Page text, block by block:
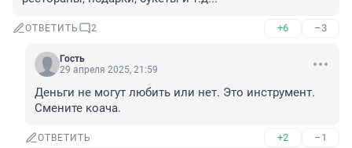
ОТВЕТИТЬ 2 +6 –3
Гость
29 апреля 2025, 21:59
Деньги не могут любить или нет. Это инструмент.
Смените коача.
ОТВЕТИТЬ +2 –1